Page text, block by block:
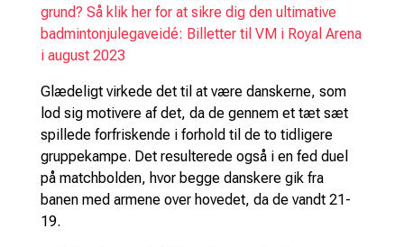
grund? Så klik her for at sikre dig den ultimative
badmintonjulegaveidé: Billetter til VM i Royal Arena
i august 2023
Glædeligt virkede det til at være danskerne, som
lod sig motivere af det, da de gennem et tæt sæt
spillede forfriskende i forhold til de to tidligere
gruppekampe. Det resulterede også i en fed duel
på matchbolden, hvor begge danskere gik fra
banen med armene over hovedet, da de vandt 21-
19.